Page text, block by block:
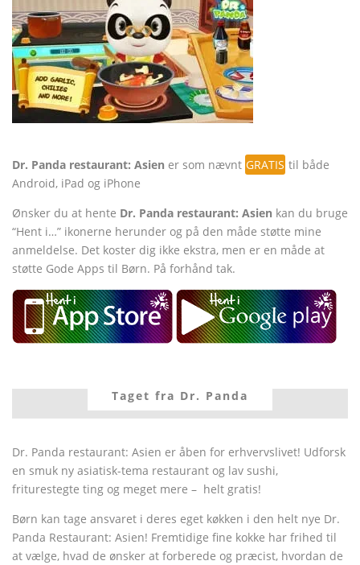
Dr. Panda restaurant: Asien er som nævnt GRATIS til både
Android, iPad og iPhone
Ønsker du at hente Dr. Panda restaurant: Asien kan du bruge
“Hent i…” ikonerne herunder og på den måde støtte mine
anmeldelse. Det koster dig ikke ekstra, men er en måde at
støtte Gode Apps til Børn. På forhånd tak.
Taget fra Dr. Panda
Dr. Panda restaurant: Asien er åben for erhvervslivet! Udforsk
en smuk ny asiatisk-tema restaurant og lav sushi,
friturestegte ting og meget mere – helt gratis!
Børn kan tage ansvaret i deres eget køkken i den helt nye Dr.
Panda Restaurant: Asien! Fremtidige fine kokke har frihed til
at vælge, hvad de ønsker at forberede og præcist, hvordan de